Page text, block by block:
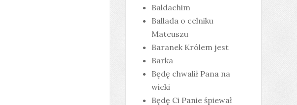
Baldachim
Ballada o celniku
Mateuszu
Baranek Królem jest
Barka
Będę chwalił Pana na
wieki
Będę Ci Panie śpiewał